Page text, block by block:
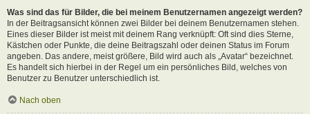
Was sind das für Bilder, die bei meinem Benutzernamen angezeigt werden?
In der Beitragsansicht können zwei Bilder bei deinem Benutzernamen stehen.
Eines dieser Bilder ist meist mit deinem Rang verknüpft: Oft sind dies Sterne,
Kästchen oder Punkte, die deine Beitragszahl oder deinen Status im Forum
angeben. Das andere, meist größere, Bild wird auch als „Avatar“ bezeichnet.
Es handelt sich hierbei in der Regel um ein persönliches Bild, welches von
Benutzer zu Benutzer unterschiedlich ist.
Nach oben